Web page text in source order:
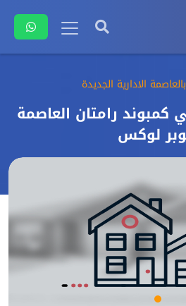
190م في كمبوند رامتان العاصمة
لوكس